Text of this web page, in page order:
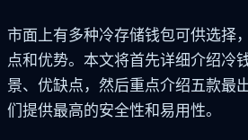
市面上有多种冷存储钱包可供选择
点和优势。本文将首先详细介绍冷
景、优缺点，然后重点介绍五款最
们提供最高的安全性和易用性。